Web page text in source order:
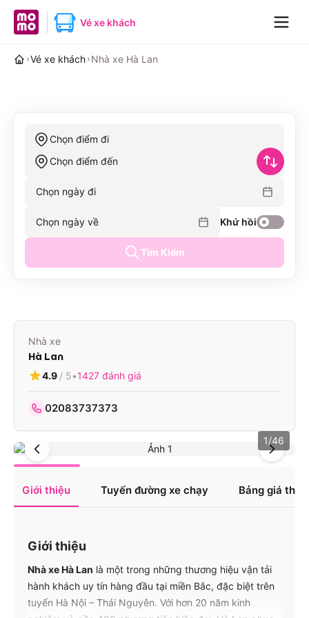
MoMo home pageVé xe khách
Vé xe khách Nhà xe Hà Lan
Chọn điểm đi
Chọn điểm đến
Chọn ngày đi
Khứ hồi
Chọn ngày về
Tìm Kiếm
Nhà xe
Hà Lan
4.9 / 5•1427 đánh giá
02083737373
1/46
Giới thiệu Tuyến đường xe chạy Bảng giá
Giới thiệu
Nhà xe Hà Lan là một trong những thương hiệu vận tải
hành khách uy tín hàng đầu tại miền Bắc, đặc biệt trên
tuyến Hà Nội – Thái Nguyên. Với hơn 20 năm kinh